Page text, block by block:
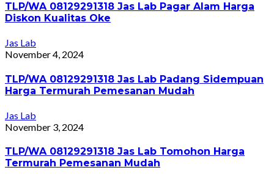
TLP/WA 08129291318 Jas Lab Pagar Alam Harga
Diskon Kualitas Oke
Jas Lab
November 4, 2024
TLP/WA 08129291318 Jas Lab Padang Sidempuan
Harga Termurah Pemesanan Mudah
Jas Lab
November 3, 2024
TLP/WA 08129291318 Jas Lab Tomohon Harga
Termurah Pemesanan Mudah